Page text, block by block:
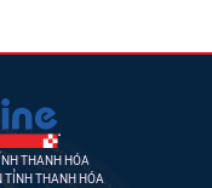
THANH HÓA
TỈNH THANH HÓA